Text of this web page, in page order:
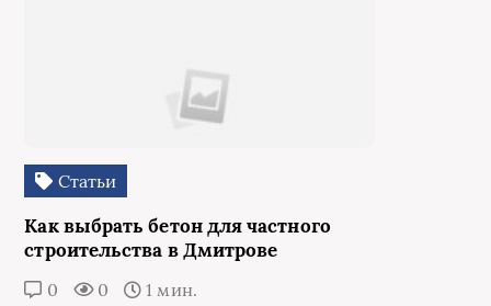
Статьи
Как выбрать бетон для частного
строительства в Дмитрове
0 0 1 мин.